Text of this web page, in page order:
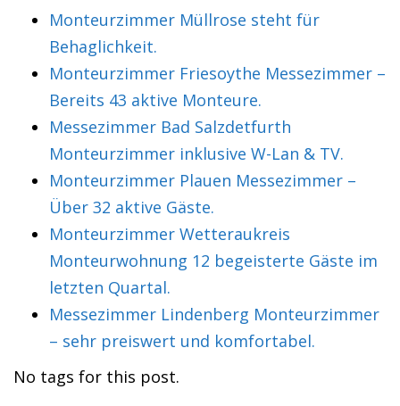
Monteurzimmer Müllrose steht für
Behaglichkeit.
Monteurzimmer Friesoythe Messezimmer –
Bereits 43 aktive Monteure.
Messezimmer Bad Salzdetfurth
Monteurzimmer inklusive W-Lan & TV.
Monteurzimmer Plauen Messezimmer –
Über 32 aktive Gäste.
Monteurzimmer Wetteraukreis
Monteurwohnung 12 begeisterte Gäste im
letzten Quartal.
Messezimmer Lindenberg Monteurzimmer
– sehr preiswert und komfortabel.
No tags for this post.